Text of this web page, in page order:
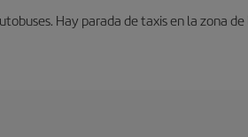
Hay parada de taxis en la zona